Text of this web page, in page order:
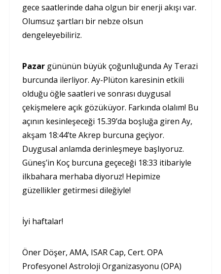
gece saatlerinde daha olgun bir enerji akışı var.
Olumsuz şartları bir nebze olsun
dengeleyebiliriz.
Pazar gününün büyük çoğunluğunda Ay Terazi
burcunda ilerliyor. Ay-Plüton karesinin etkili
olduğu öğle saatleri ve sonrası duygusal
çekişmelere açık gözüküyor. Farkında olalım! Bu
açının kesinleşeceği 15.39’da boşluğa giren Ay,
akşam 18:44’te Akrep burcuna geçiyor.
Duygusal anlamda derinleşmeye başlıyoruz.
Güneş’in Koç burcuna geçeceği 18:33 itibariyle
ilkbahara merhaba diyoruz! Hepimize
güzellikler getirmesi dileğiyle!
İyi haftalar!
Öner Döşer, AMA, ISAR Cap, Cert. OPA
Profesyonel Astroloji Organizasyonu (OPA)